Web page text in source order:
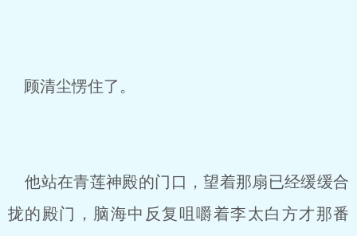
顾清尘愣住了。
他站在青莲神殿的门口，望着那扇已经缓缓合
拢的殿门，脑海中反复咀嚼着李太白方才那番